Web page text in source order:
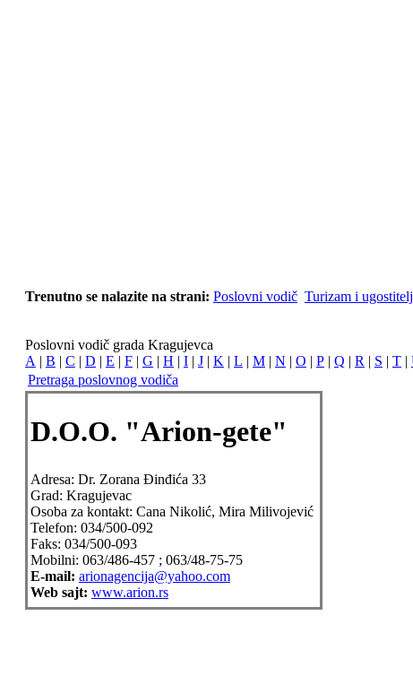
Trenutno se nalazite na strani: Poslovni vodič Turizam i
Poslovni vodič grada Kragujevca
A | B | C | D | E | F| G | H | I| J| K | L | M| N | O | P| Q | R | S | T|
Pretraga poslovnog vodiča
D.O.O. "Arion-gete"
Adresa: Dr. Zorana Đinđića 33
Grad: Kragujevac
Osoba za kontakt: Cana Nikolić, Mira Milivojević
Telefon: 034/500-092
Faks: 034/500-093
Mobilni: 063/486-457 ; 063/48-75-75
E-mail: arionagencija@yahoo.com
Web sajt: www.arion.rs